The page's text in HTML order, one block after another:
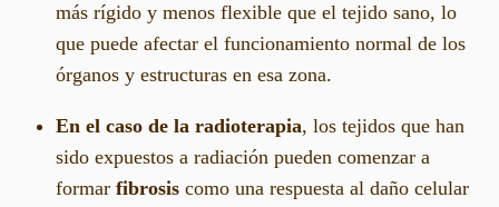
más rígido y menos flexible que el tejido sano, lo
que puede afectar el funcionamiento normal de los
órganos y estructuras en esa zona.
En el caso de la radioterapia, los tejidos que han
sido expuestos a radiación pueden comenzar a
formar fibrosis como una respuesta al daño celular